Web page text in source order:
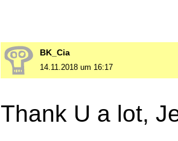
BK_Cia
14.11.2018 um 16:17
Thank U a lot,